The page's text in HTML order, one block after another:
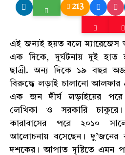
213
এই জন্যই হয়ত বলে
এক দিকে, দুর্ঘটনায় দুই হাত
ছাত্রী. অন্য দিকে ১৯ বছর
বিরুদ্ধে লড়াই চালানো আলফার
এক জন দীর্ঘ লড়াইয়ের পরে
লেখিকা ও সরকারি
কারাবাসের পরে ২০১০
আলোচনায় বসেছেন। দু’জনের
দশকের। আপাত দৃষ্টিতে এমন